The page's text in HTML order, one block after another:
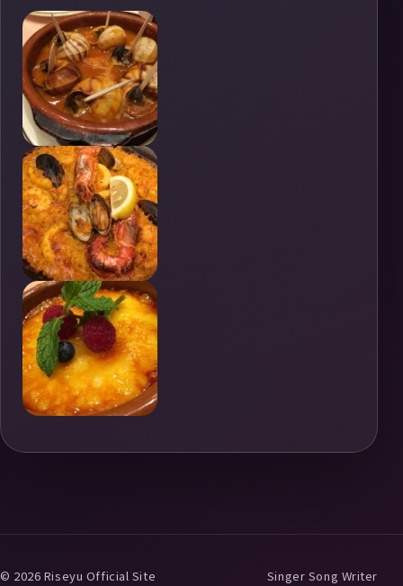
© 2026 Riseyu Official Site Singer Song Writer